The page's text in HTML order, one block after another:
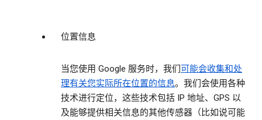
位置信息
当您使用 Google 服务时，我们可能会收集和处
理有关您实际所在位置的信息。我们会使用各种
技术进行定位，这些技术包括 IP 地址、GPS 以
及能够提供相关信息的其他传感器（比如说可能